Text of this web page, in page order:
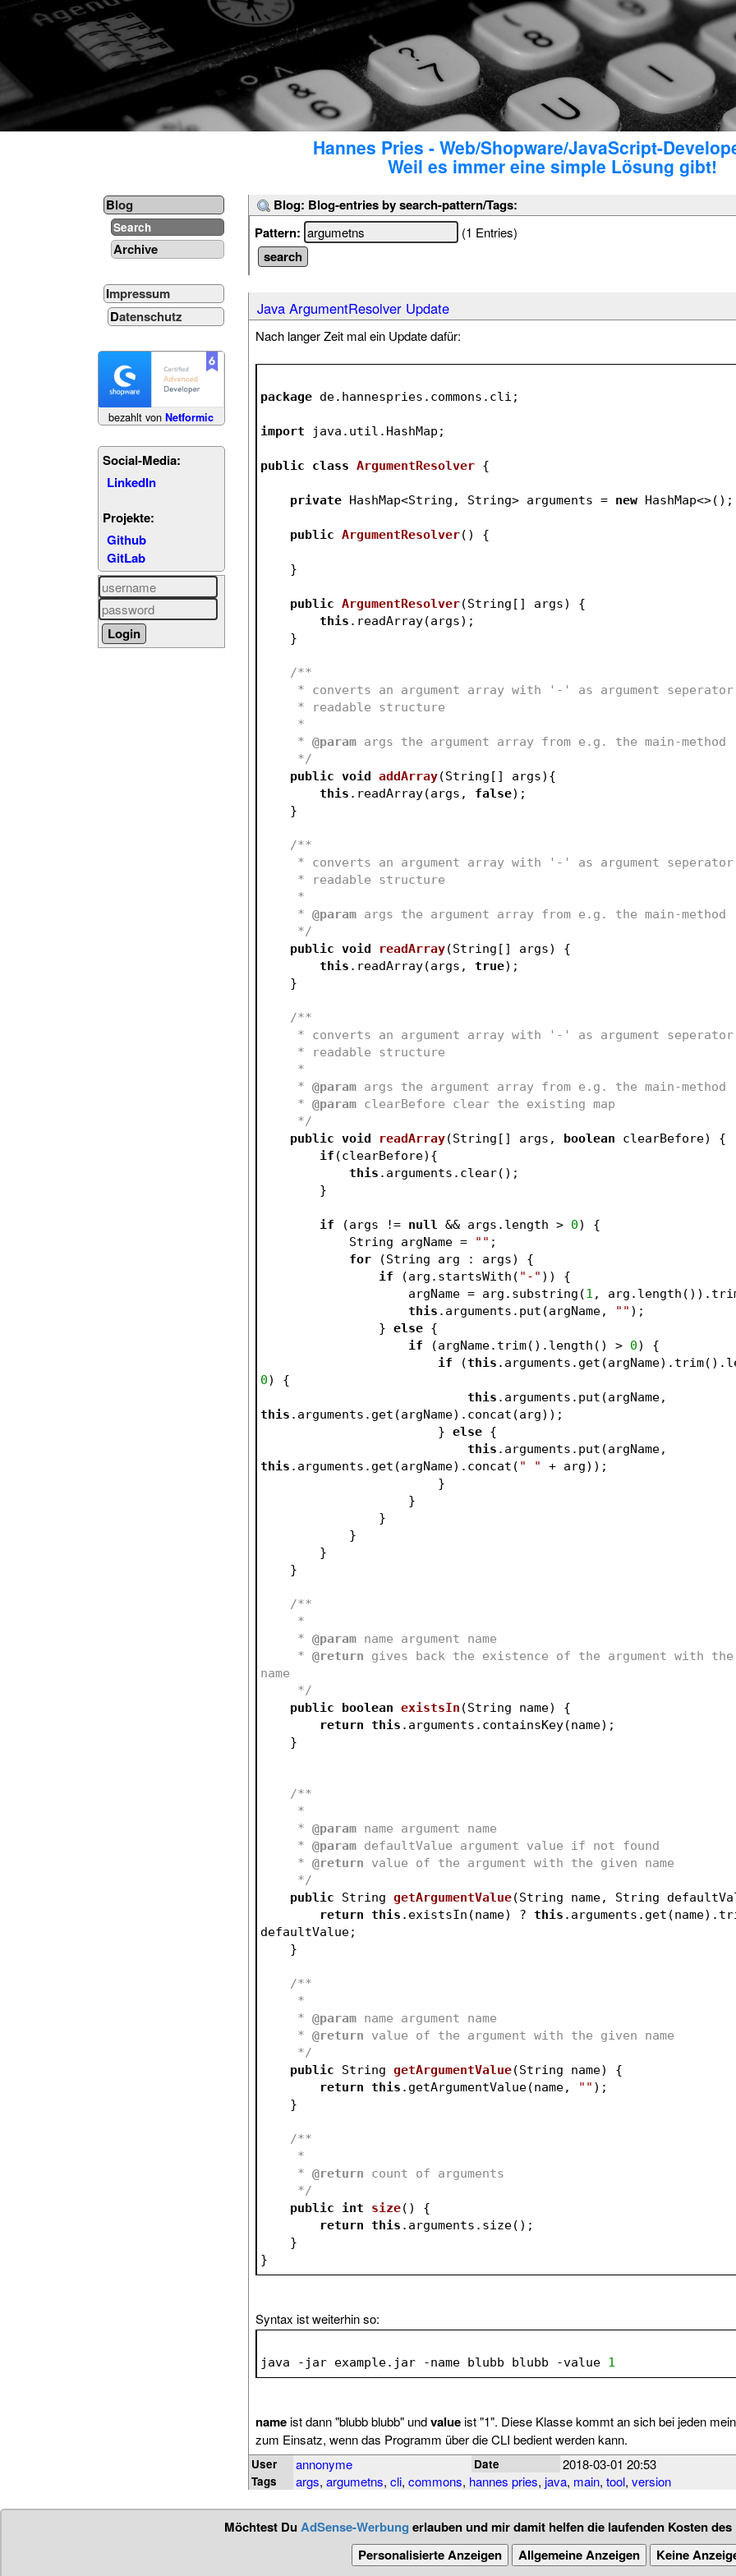
Hannes Pries - Web/Shopware/JavaScript-
Weil es immer eine simple Lösung gibt!
Blog
Search
Archive
Impressum
Datenschutz
bezahlt vonNetformic
Social-Media:
LinkedIn
Projekte:
Github
GitLab
Blog: Blog-entries by search-pattern/Tags:
Pattern:
(1 Entries)
Java ArgumentResolver Update
Nach langer Zeit mal ein Update dafür:
package de.hannespries.commons.cli;
import java.util.HashMap;
public class ArgumentResolver {
private HashMap<String, String> arguments = new HashMap<>();
public ArgumentResolver() {
    }
public ArgumentResolver(String[] args)
{
this .readArray(args);
    }
/**
* converts an argument array with '-' as argument
     * readable structure
     *
     *
@param args the argument array from e.g. the main-method
     */
public void addArray(String[] args) {
this .readArray(args, false);
    }
/**
* converts an argument array with '-' as argument
     * readable structure
     *
     *
@param args the argument array from e.g. the main-method
     */
public void readArray(String[] args)
{
this .readArray(args, true);
    }
/**
* converts an argument array with '-' as argument
     * readable structure
     *
     *
@param args the argument array from e.g. the main-method
     *
@param clearBefore clear the existing map
     */
public void readArray(String[] args, boolean clearBefore)
{
if (clearBefore){
this .arguments.clear();
        }
if (args != null && args.length > 0) {
            String argName =
"" ;
for (String arg : args) {
if (arg.startsWith( "-" )) {
                    argName = arg.substring(
1 ,
this .arguments.put(argName, "" );
                }
else {
if (argName.trim().length() > 0) {
if (this
0) {
this
this .arguments.get(argName).concat(arg));
                        }
else {
this
this .arguments.get(argName).concat( " "
+ arg));
                        }
                    }
                }
            }
        }
    }
/**
     *
     *
@param name argument name
     *
@return gives back the existence of the argument with
name
     */
public
boolean existsIn (String name)
{
return this .arguments.containsKey(name);
    }
/**
     *
     *
@param name argument name
     *
@param defaultValue argument value if not found
     *
@return value of the argument with the given name
     */
public String getArgumentValue(String name, String
return this .existsIn(name) ? this
defaultValue;
    }
/**
     *
     *
@param name argument name
     *
@return value of the argument with the given name
     */
public String getArgumentValue(String name)
{
return this .getArgumentValue(name, "" );
    }
/**
     *
     *
@return count of arguments
     */
public
int size()
{
return this .arguments.size();
    }
}
Syntax ist weiterhin so:
java -jar example.jar -name blubb blubb -value 1
nameist dann "blubb blubb" undvalueist "1". Diese Klasse kommt an sich bei jeden
zum Einsatz, wenn das Programm über die CLI bedient werden kann.
User annonyme Date 2018-03-01 20:53
Tags args, argumetns, cli, commons, hannes pries, java, main, tool, version
Möchtest DuAdSense-Werbung erlauben und mir damit helfen die laufenden Kosten
Personalisierte Anzeigen
Allgemeine Anzeigen Keine